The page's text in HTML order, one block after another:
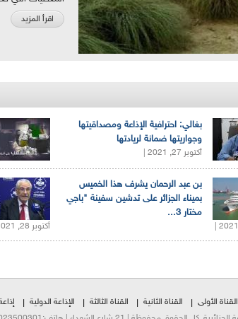
اقرأ المزيد
بغالي: احترافية الإذاعة ومصداقيتها
وجواريتها ضمانة لريادتها
أكتوبر 27, 2021 |
أكتوبر 28, 2021 |
بن عبد الرحمان يشرف هذا الخميس
بميناء الجزائر على تدشين سفينة "باجي
مختار 3...
القناة الأولى القناة الثانية القناة الثالثة الإذاعة الدولية